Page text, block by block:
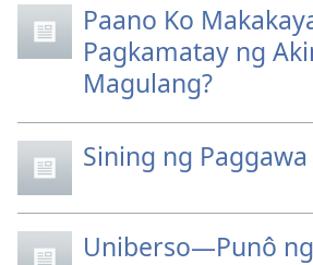
Paano Ko
Pagkamatay ng
Magulang?
Sining ng
Uniberso—Punô